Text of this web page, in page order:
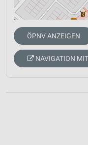
ÖPNV ANZEIGEN
NAVIGATION